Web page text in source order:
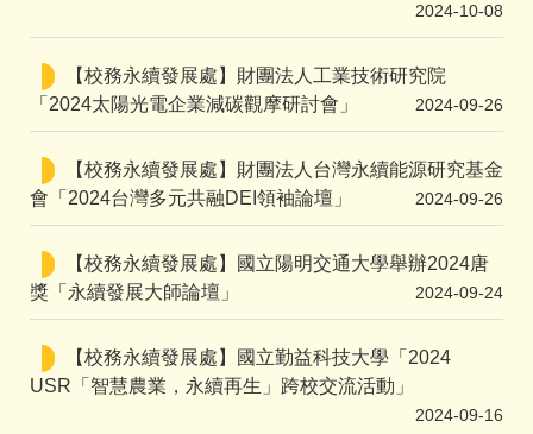
2024-10-08
【校務永續發展處】財團法人工業技術研究院
「2024太陽光電企業減碳觀摩研討會」
2024-09-26
【校務永續發展處】財團法人台灣永續能源研究基金
會「2024台灣多元共融DEI領袖論壇」
2024-09-26
【校務永續發展處】國立陽明交通大學舉辦2024唐
獎「永續發展大師論壇」
2024-09-24
【校務永續發展處】國立勤益科技大學「2024
USR「智慧農業，永續再生」跨校交流活動」
2024-09-16